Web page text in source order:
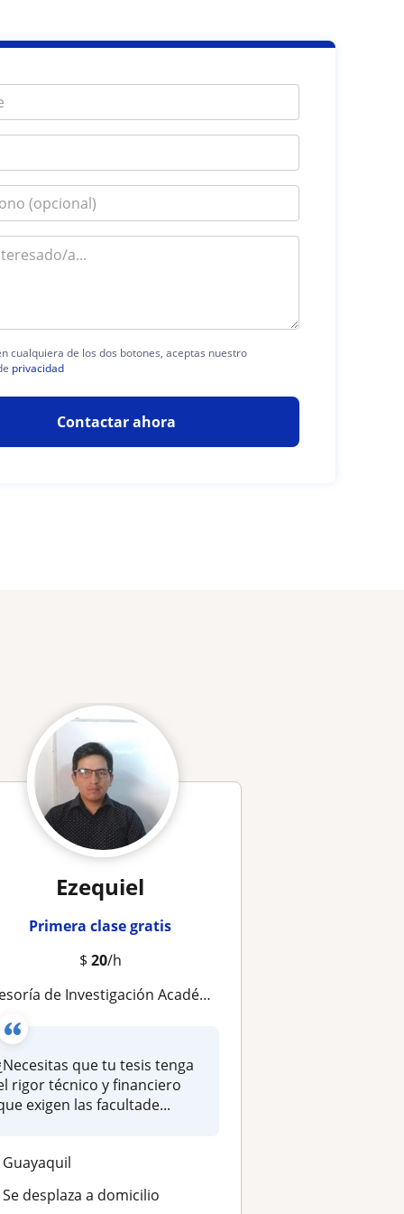
cualquiera de los dos botones, aceptas nuestro
privacidad
Contactar ahora
Ezequiel
Primera clase gratis
$ 20/h
de Investigación Académica: Especialista en Ciencias Administrativas
que tu tesis tenga
rigor técnico y financiero
exigen las facultade...
Guayaquil
Se desplaza a domicilio